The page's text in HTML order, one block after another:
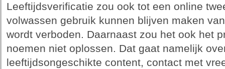
Leeftijdsverificatie zou ook tot een online
volwassen gebruik kunnen blijven maken
wordt verboden. Daarnaast zou het ook het
noemen niet oplossen. Dat gaat namelijk
leeftijdsongeschikte content, contact met